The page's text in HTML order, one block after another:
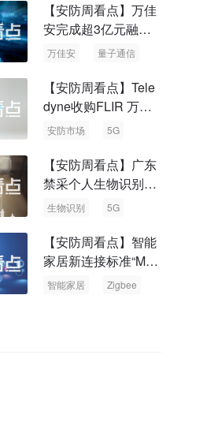
【安防周看点】万佳
安完成超3亿元融资
国内首批量子通信标
万佳安 量子通信
【安防周看点】Tele
dyne收购FLIR 万物
云新品牌“万御安防”
安防市场 5G
【安防周看点】广东
禁采个人生物识别信
息 中国5G基站占全
生物识别 5G
【安防周看点】智能
家居新连接标准“Matt
er” Zigbee联盟更名
智能家居 Zigbee